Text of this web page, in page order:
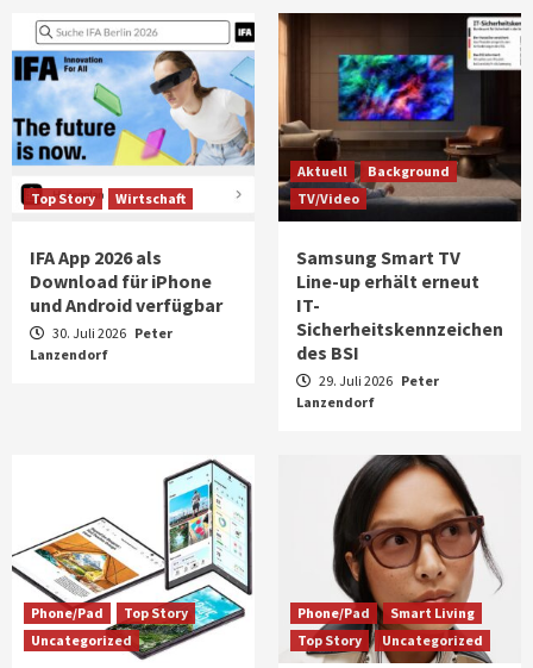
Top Story Wirtschaft
IFA App 2026 als
Download für iPhone
und Android verfügbar
30. Juli 2026 Peter
Lanzendorf
Aktuell
Background
TV/Video
Samsung Smart TV
Line-up erhält erneut
IT-
Sicherheitskennzeichen
des BSI
29. Juli 2026 Peter
Lanzendorf
Phone/Pad
Top Story
Uncategorized
Phone/Pad
Smart Living
Top Story
Uncategorized